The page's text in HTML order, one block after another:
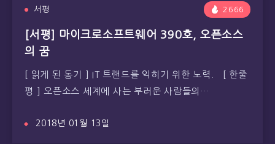
서평 2666
[서평] 마이크로소프트웨어 390호, 오픈소스
의 꿈
[ 읽게 된 동기 ] IT 트랜드를 익히기 위한 노력. [ 한줄
평 ] 오픈소스 세계에 사는 부러운 사람들의…
2018년 01월 13일